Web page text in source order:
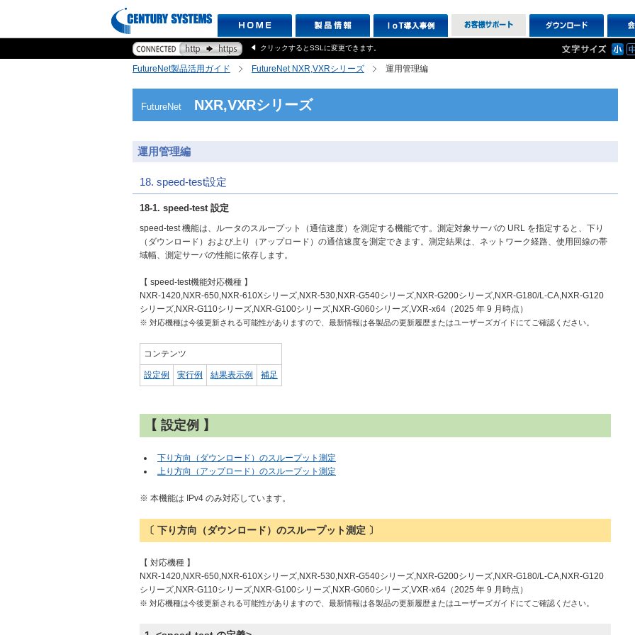
クリックするとSSLに変更できます。
FutureNet製品活用ガイド FutureNet NXR,VXRシリーズ 運用管理編
FutureNet NXR,VXRシリーズ
運用管理編
18. speed-test設定
18-1. speed-test 設定
speed-test 機能は、ルータのスループット（通信速度）を測定する機能です。測定対象サーバの URL を指定すると、下り
（ダウンロード）および上り（アップロード）の通信速度を測定できます。測定結果は、ネットワーク経路、使用回線の帯
域幅、測定サーバの性能に依存します。
【 speed-test機能対応機種 】
NXR-1420,NXR-650,NXR-610Xシリーズ,NXR-530,NXR-G540シリーズ,NXR-G200シリーズ,NXR-G180/L-CA,NXR-G120
シリーズ,NXR-G110シリーズ,NXR-G100シリーズ,NXR-G060シリーズ,VXR-x64（2025 年 9 月時点）
※ 対応機種は今後更新される可能性がありますので、最新情報は各製品の更新履歴またはユーザーズガイドにてご確認ください。
コンテンツ
設定例 実行例 結果表示例 補足
【 設定例 】
下り方向（ダウンロード）のスループット測定
上り方向（アップロード）のスループット測定
※ 本機能は IPv4 のみ対応しています。
〔 下り方向（ダウンロード）のスループット測定 〕
【 対応機種 】
NXR-1420,NXR-650,NXR-610Xシリーズ,NXR-530,NXR-G540シリーズ,NXR-G200シリーズ,NXR-G180/L-CA,NXR-G120
シリーズ,NXR-G110シリーズ,NXR-G100シリーズ,NXR-G060シリーズ,VXR-x64（2025 年 9 月時点）
※ 対応機種は今後更新される可能性がありますので、最新情報は各製品の更新履歴またはユーザーズガイドにてご確認ください。